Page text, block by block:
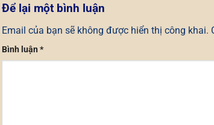
Để lại một bình luận
Email của bạn sẽ không được hiển thị công khai.
Bình luận *